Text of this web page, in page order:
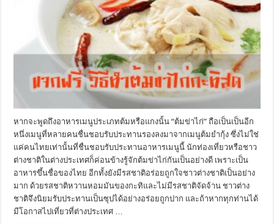
หากจะพูดถึงอาหารเมนูประเภทต้มหรือแกงนั้น “ต้มข่าไก่” ถือเป็นเป็นอีก
หนึ่งเมนูที่หลายคนชื่นชอบรับประทานรองลงมาจากเมนูต้มยำกุ้ง ซึ่งไม่ใช่
แค่คนไทยเท่านั้นที่ชื่นชอบรับประทานอาหารเมนูนี้ นักท่องเที่ยวหรือชาว
ต่างชาติในต่างประเทศก็ค่อนข้างรู้จักต้มข่าไก่กันเป็นอย่างดี เพราะเป็น
อาหารขึ้นชื่อของไทย อีกทั้งยังมีรสชาติอร่อยถูกใจชาวต่างชาติเป็นอย่าง
มาก ด้วยรสชาติหวานหอมมันของกะทิและไม่มีรสชาติจัดจ้าน ชาวต่าง
ชาติจึงนิยมรับประทานเป็นซุปได้อย่างอร่อยถูกปาก และถ้าหากทุกท่านได้
มีโอกาสไปเที่ยวที่ต่างประเทศ …